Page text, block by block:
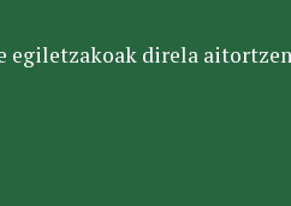
egiletzakoak direla